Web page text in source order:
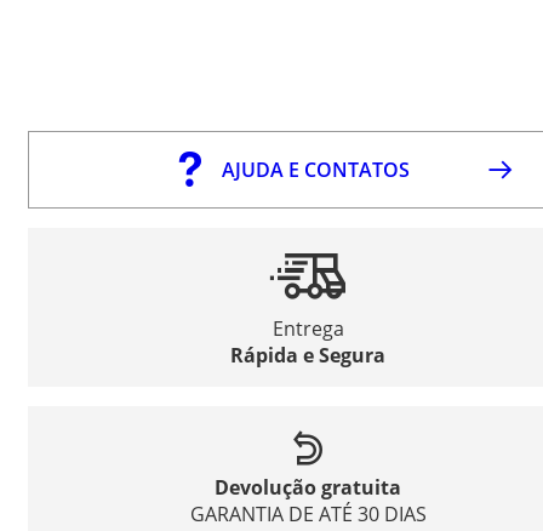
AJUDA E CONTATOS
Entrega
Rápida e Segura
Devolução gratuita
GARANTIA DE ATÉ 30 DIAS